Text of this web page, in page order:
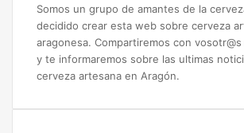
Somos un grupo de amantes de la
decidido crear esta web sobre cerveza
aragonesa. Compartiremos con
y te informaremos sobre las ultimas
cerveza artesana en Aragón.